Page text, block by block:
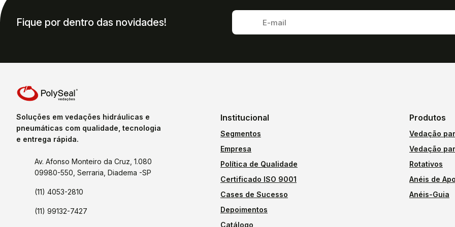
Fique por dentro das novidades!
Soluções em vedações hidráulicas e
pneumáticas com qualidade, tecnologia
e entrega rápida.
Av. Afonso Monteiro da Cruz, 1.080
09980-550, Serraria, Diadema -SP
(11) 4053-2810
(11) 99132-7427
Institucional
Segmentos
Empresa
Política de Qualidade
Certificado ISO 9001
Cases de Sucesso
Depoimentos
Catálogo
Produtos
Vedação
Vedação
Rotativos
Anéis de
Anéis-Guia